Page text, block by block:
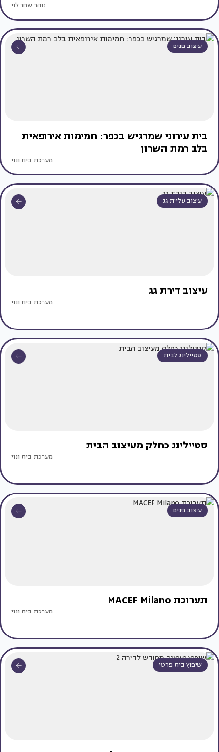
זוהר שחר לוי
עיצוב פנים
בית עירוני שמרגיש בכפר: חמימות אירופאית
בלב רמת השרון
מערכת בית ונוי
עיצוב עליית גג
עיצוב דירת גג
מערכת בית ונוי
סטיילינג לבית
סטיילינג כחלק מעיצוב הבית
מערכת בית ונוי
עיצוב פנים
תערוכת MACEF Milano
מערכת בית ונוי
שיפוץ בית פרטי